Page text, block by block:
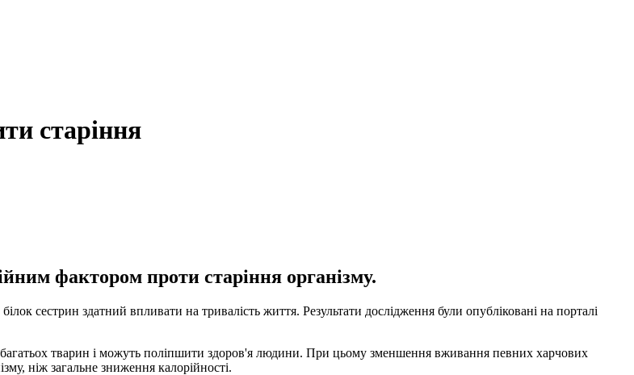
старіння
фактором проти старіння організму.
сестрин здатний впливати на тривалість життя. Результати дослідження були опубліковані на порталі
тварин і можуть поліпшити здоров'я людини. При цьому зменшення вживання певних харчових
ніж загальне зниження калорійності.